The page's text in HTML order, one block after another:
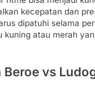
kecepatan dan
dipatuhi selama
kuning atau merah
vs